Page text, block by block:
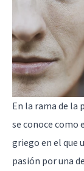
En la rama de la
se conoce como
griego en el
pasión por una